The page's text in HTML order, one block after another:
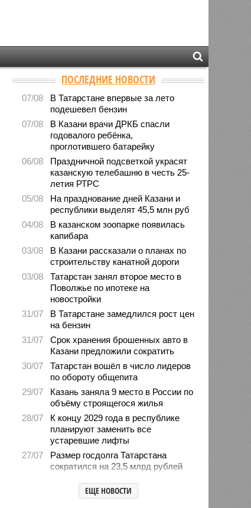
ПОСЛЕДНИЕ НОВОСТИ
07/08
В Татарстане впервые за лето
подешевел бензин
07/08
В Казани врачи ДРКБ спасли
годовалого ребёнка,
проглотившего батарейку
06/08
Праздничной подсветкой украсят
казанскую телебашню в честь 25-
летия РТРС
05/08
На празднование дней Казани и
республики выделят 45,5 млн руб
04/08
В казанском зоопарке появилась
капибара
03/08
В Казани рассказали о планах по
строительству канатной дороги
03/08
Татарстан занял второе место в
Поволжье по ипотеке на
новостройки
31/07
В Татарстане замедлился рост цен
на бензин
31/07
Срок хранения брошенных авто в
Казани предложили сократить
30/07
Татарстан вошёл в число лидеров
по обороту общепита
29/07
Казань заняла 9 место в России по
объёму строящегося жилья
28/07
К концу 2029 года в республике
планируют заменить все
устаревшие лифты
27/07
Размер госдолга Татарстана
сократился на 23,5 млрд рублей
Свыше 2,3 млн «квадратов»
нового жилья построили с начала
ЕЩЕ НОВОСТИ